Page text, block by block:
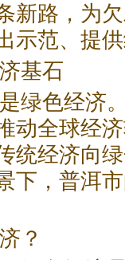
新路，为
示范、提
基石
绿色经济
动全球经
统经济向
下，普洱
？